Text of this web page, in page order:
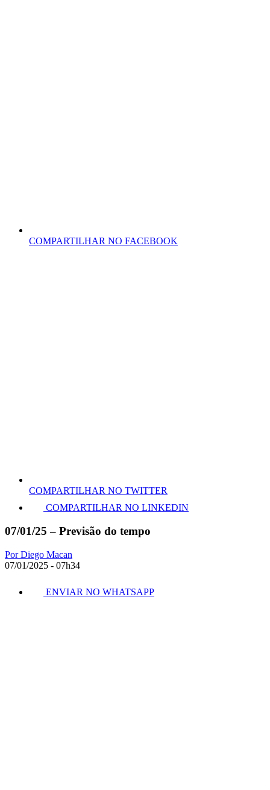
COMPARTILHAR NO FACEBOOK
COMPARTILHAR NO TWITTER
COMPARTILHAR NO LINKEDIN
07/01/25 – Previsão do tempo
Por Diego Macan
07/01/2025 - 07h34
ENVIAR NO WHATSAPP